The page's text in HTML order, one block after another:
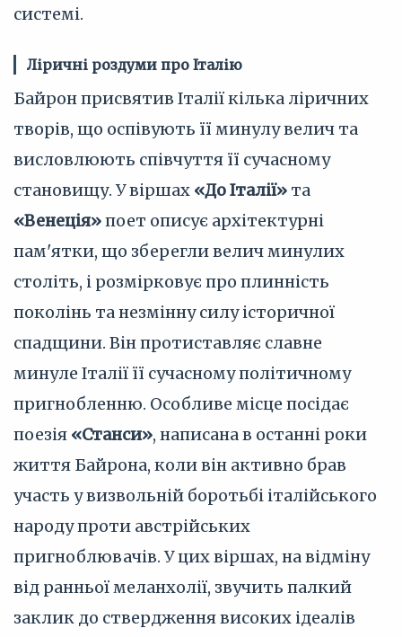
системі.
Ліричні роздуми про Італію
Байрон присвятив Італії кілька ліричних
творів, що оспівують її минулу велич та
висловлюють співчуття її сучасному
становищу. У віршах «До Італії» та
«Венеція»поет описує архітектурні
пам'ятки, що зберегли велич минулих
століть, і розмірковує про плинність
поколінь та незмінну силу історичної
спадщини. Він протиставляє славне
минуле Італії її сучасному політичному
пригнобленню. Особливе місце посідає
поезія «Станси», написана в останні роки
життя Байрона, коли він активно брав
участь у визвольній боротьбі італійського
народу проти австрійських
пригноблювачів. У цих віршах, на відміну
від ранньої меланхолії, звучить палкий
заклик до ствердження високих ідеалів